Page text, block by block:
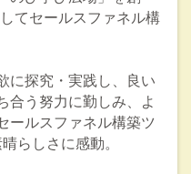
てセールスファネル構
に探究・実践し、良い
合う努力に勤しみ、よ
ールスファネル構築ツ
らしさに感動。